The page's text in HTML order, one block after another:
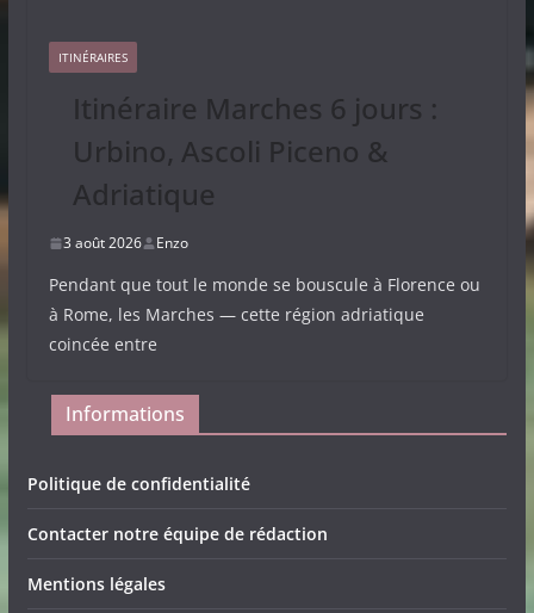
ITINÉRAIRES
Itinéraire Marches 6 jours :
Urbino, Ascoli Piceno &
Adriatique
3 août 2026 Enzo
Pendant que tout le monde se bouscule à Florence ou
à Rome, les Marches — cette région adriatique
coincée entre
Informations
Politique de confidentialité
Contacter notre équipe de rédaction
Mentions légales